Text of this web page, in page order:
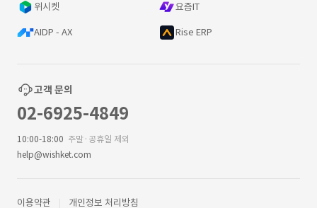
위시켓 요즘IT
AIDP - AX Rise ERP
고객 문의
02-6925-4849
10:00-18:00 주말·공휴일 제외
help@wishket.com
이용약관 개인정보 처리방침